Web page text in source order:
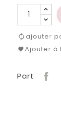
ajouter
Ajouter à
Part